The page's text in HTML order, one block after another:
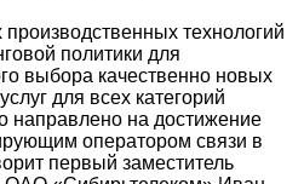
технологий
политики для
выбора качественно новых
для всех категорий
направлено на достижение
оператором связи в
первый заместитель